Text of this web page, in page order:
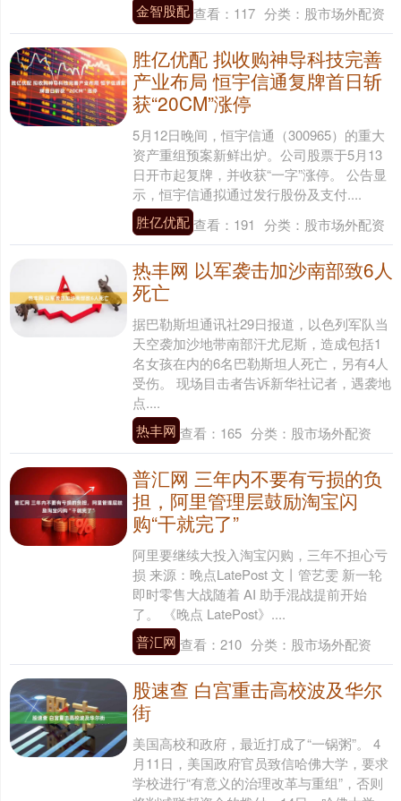
金智股配查看： 117 分类： 股市场外配资
胜亿优配 拟收购神导科技完善
产业布局 恒宇信通复牌首日斩
获“20CM”涨停
5月12日晚间，恒宇信通（300965）的重大
资产重组预案新鲜出炉。公司股票于5月13
日开市起复牌，并收获“一字”涨停。 公告显
示，恒宇信通拟通过发行股份及支付....
胜亿优配查看： 191 分类： 股市场外配资
热丰网 以军袭击加沙南部致6人
死亡
据巴勒斯坦通讯社29日报道，以色列军队当
天空袭加沙地带南部汗尤尼斯，造成包括1
名女孩在内的6名巴勒斯坦人死亡，另有4人
受伤。 现场目击者告诉新华社记者，遇袭地
点....
热丰网 查看： 165 分类： 股市场外配资
普汇网 三年内不要有亏损的负
担，阿里管理层鼓励淘宝闪
购“干就完了”
阿里要继续大投入淘宝闪购，三年不担心亏
损 来源：晚点LatePost 文丨管艺雯 新一轮
即时零售大战随着 AI 助手混战提前开始
了。 《晚点 LatePost》....
普汇网 查看： 210 分类： 股市场外配资
股速查 白宫重击高校波及华尔
街
美国高校和政府，最近打成了“一锅粥”。 4
月11日，美国政府官员致信哈佛大学，要求
学校进行“有意义的治理改革与重组”，否则